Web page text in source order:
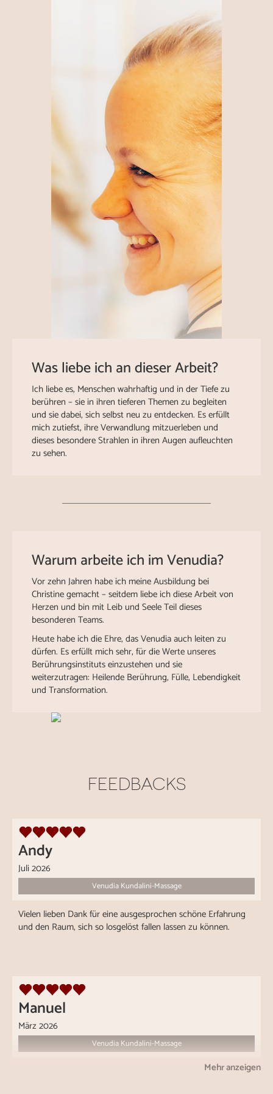
Was liebe ich an dieser Arbeit?
Ich liebe es, Menschen wahrhaftig und in der Tiefe zu
berühren – sie in ihren tieferen Themen zu begleiten
und sie dabei, sich selbst neu zu entdecken. Es erfüllt
mich zutiefst, ihre Verwandlung mitzuerleben und
dieses besondere Strahlen in ihren Augen aufleuchten
zu sehen.
Warum arbeite ich im Venudia?
Vor zehn Jahren habe ich meine Ausbildung bei
Christine gemacht – seitdem liebe ich diese Arbeit von
Herzen und bin mit Leib und Seele Teil dieses
besonderen Teams.
Heute habe ich die Ehre, das Venudia auch leiten zu
dürfen. Es erfüllt mich sehr, für die Werte unseres
Berührungsinstituts einzustehen und sie
weiterzutragen: Heilende Berührung, Fülle, Lebendigkeit
und Transformation.
FEEDBACKS
Andy
Juli 2026
Venudia Kundalini-Massage
Vielen lieben Dank für eine ausgesprochen schöne Erfahrung
und den Raum, sich so losgelöst fallen lassen zu können.
Manuel
März 2026
Venudia Kundalini-Massage
Mehr anzeigen